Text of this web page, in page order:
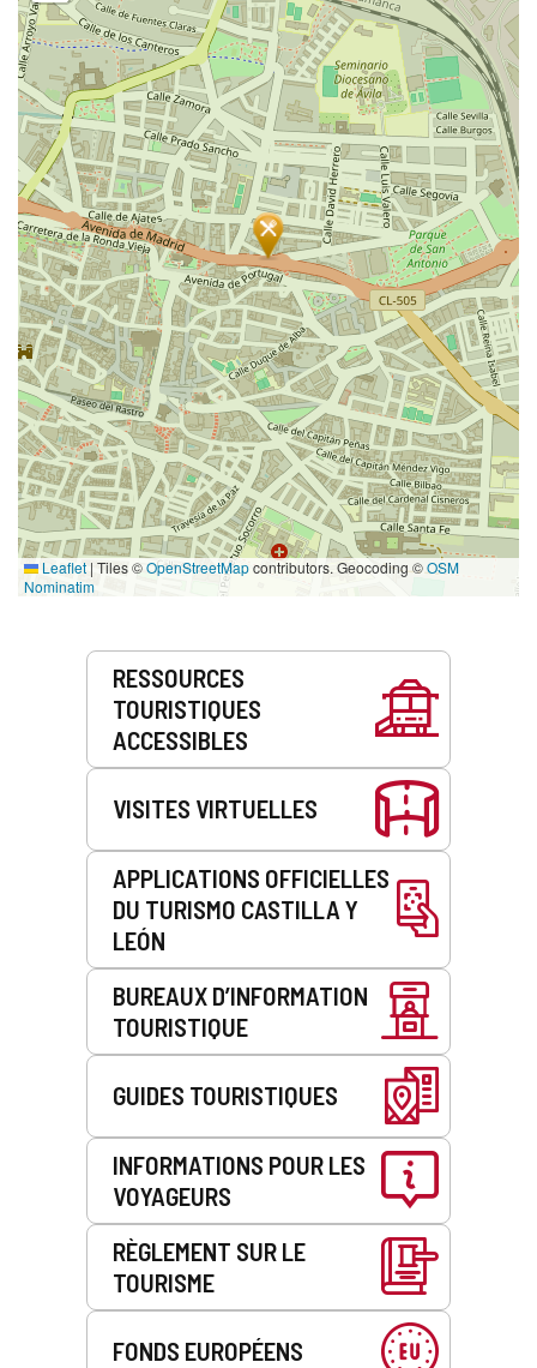
Leaflet | Tiles ©OpenStreetMapcontributors. Geocoding ©OSM
Nominatim
Prestations
RESSOURCES
TOURISTIQUES
ACCESSIBLES
VISITES VIRTUELLES
APPLICATIONS OFFICIELLES
DU TURISMO CASTILLA Y
LEÓN
BUREAUX D’INFORMATION
TOURISTIQUE
GUIDES TOURISTIQUES
INFORMATIONS POUR LES
VOYAGEURS
RÈGLEMENT SUR LE
TOURISME
FONDS EUROPÉENS